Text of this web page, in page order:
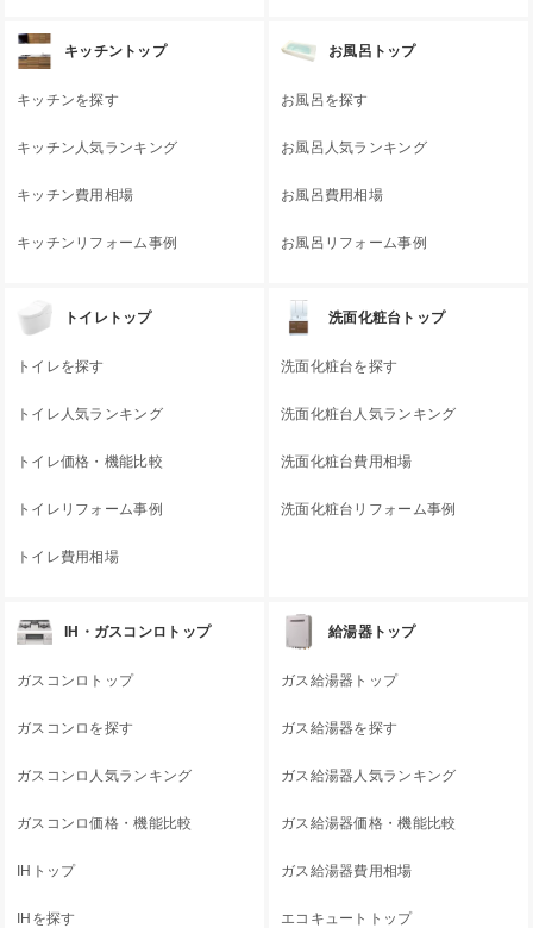
キッチントップ
キッチンを探す
キッチン人気ランキング
キッチン費用相場
キッチンリフォーム事例
お風呂トップ
お風呂を探す
お風呂人気ランキング
お風呂費用相場
お風呂リフォーム事例
トイレトップ
トイレを探す
トイレ人気ランキング
トイレ価格・機能比較
トイレリフォーム事例
トイレ費用相場
洗面化粧台トップ
洗面化粧台を探す
洗面化粧台人気ランキング
洗面化粧台費用相場
洗面化粧台リフォーム事例
IH・ガスコンロトップ
ガスコンロトップ
ガスコンロを探す
ガスコンロ人気ランキング
ガスコンロ価格・機能比較
IHトップ
IHを探す
給湯器トップ
ガス給湯器トップ
ガス給湯器を探す
ガス給湯器人気ランキング
ガス給湯器価格・機能比較
ガス給湯器費用相場
エコキュートトップ